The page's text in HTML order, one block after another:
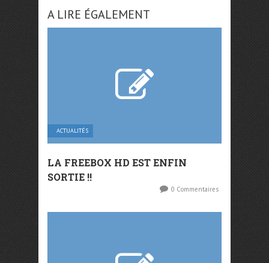
A LIRE ÉGALEMENT
ACTUALITÉS
LA FREEBOX HD EST ENFIN
SORTIE !!
0 Commentaires